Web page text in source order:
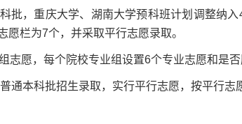
，重庆大学、湖南大学预科班计划调整纳入
栏为7个，并采取平行志愿录取。
愿，每个院校专业组设置6个专业志愿和是否
本科批招生录取，实行平行志愿，按平行志